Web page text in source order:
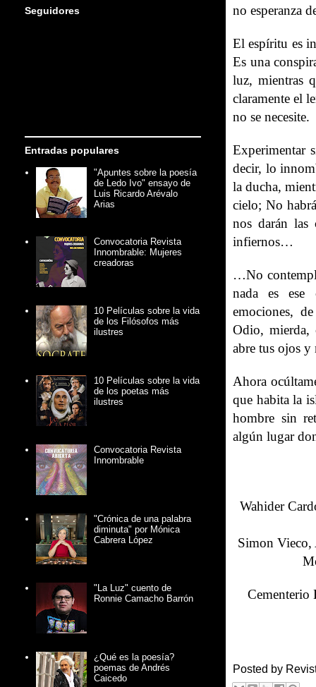
no esperanza
El espíritu es
Es una
luz, mientras
claramente el
no se necesite.
Experimentar
decir, lo
la ducha,
cielo; No
nos darán las
infiernos…
…No
nada es ese
emociones,
Odio, mierda,
abre tus ojos y
Ahora
que habita la
hombre sin
algún lugar
Wahider
Simon Vieco,
Cementerio
Posted by
Seguidores
Entradas populares
"Apuntes sobre la poesía
de Ledo Ivo" ensayo de
Luis Ricardo Arévalo
Arias
Convocatoria Revista
Innombrable: Mujeres
creadoras
10 Películas sobre la vida
de los Filósofos más
ilustres
10 Películas sobre la vida
de los poetas más
ilustres
Convocatoria Revista
Innombrable
"Crónica de una palabra
diminuta" por Mónica
Cabrera López
"La Luz" cuento de
Ronnie Camacho Barrón
¿Qué es la poesía?
poemas de Andrés
Caicedo